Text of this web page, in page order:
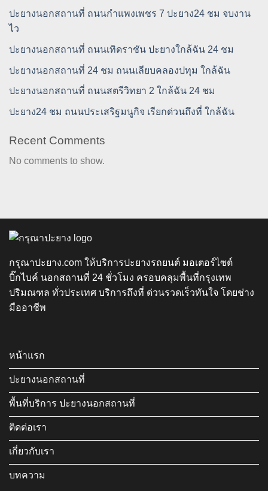
ปะยางนอกสถานที่ ถนนกำแพงเพชร 7 ปะยาง24 ชม จบงาน
ไว
ปะยางนอกสถานที่ ถนนเทิดราชัน ปะยางใกล้ฉัน 24 ชม
ปะยางนอกสถานที่ 24 ชม ถนนเลียบคลองปทุม ใกล้ฉัน
ปะยางนอกสถานที่ ถนนสตรีวิทยา 2 ใกล้ฉัน 24 ชม
ปะยาง24 ชม ถนนประเสริฐมนูกิจ เรียกด่วนถึงที่ ใกล้ฉัน
Recent Comments
No comments to show.
กรุณาปะยาง.com ให้บริการปะยางรถยนต์ มอเตอร์ไซต์
บิ๊กไบค์ นอกสถานที่ 24 ชั่วโมง ครอบคลุมพื้นที่กรุงเทพ
ปริมณฑล ทั่วประเทศ บริการถึงที่ ด่วนรวดเร็วทันใจ โดยช่าง
มืออาชีพ
หน้าแรก
ปะยางนอกสถานที่
พื้นที่บริการ ปะยางนอกสถานที่
ติดต่อเรา
เกี่ยวกับเรา
บทความ